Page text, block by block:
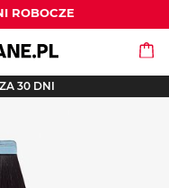
ROBOCZE
30 DNI